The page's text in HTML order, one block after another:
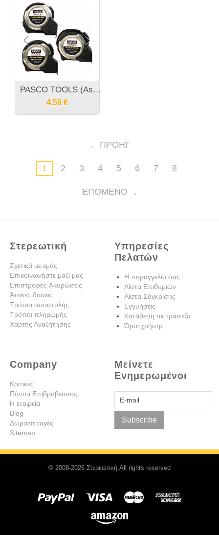
PASCO TOOLS (Assist) Stainless 3m 5m 8m Ανοξειδωτα μέτρα μαγνητικής άκρης
4,50 €
ΠΡΟΗΓ
1 2 3 4 5 6 7 8
ΕΠΌΜΕΝΟ
Στερεωτική
Σχετικά με εμάς
Επικοινωνήστε μαζί μας
Επιστροφές-Ακυρώσεις
Άτοκες δόσεις
Τρόποι αποστολής
Τρόποι πληρωμής
Χάρτης Αναζήτησης
Υπηρεσίες
Πελατών
Η παραγγελία σας
Λίστα Επιθυμιών
Λίστα Σύγκρισης
Εγγυήσεις
Κατάθεση σε τράπεζα
Όροι χρήσης
Company
Κριτικές
Πόντοι Επιβράβευσης
Η εταιρεία
Blog
Δωροεπιταγές
Sitemap
Μείνετε
Ενημερωμένοι
Subscribe
© 2008-2026 Στερεωτική.All rights reserved